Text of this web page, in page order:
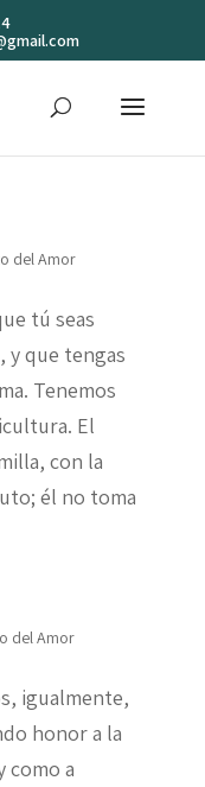
del Amor
tú seas
y que tengas
Tenemos
El
con la
él no toma
del Amor
igualmente,
honor a la
como a